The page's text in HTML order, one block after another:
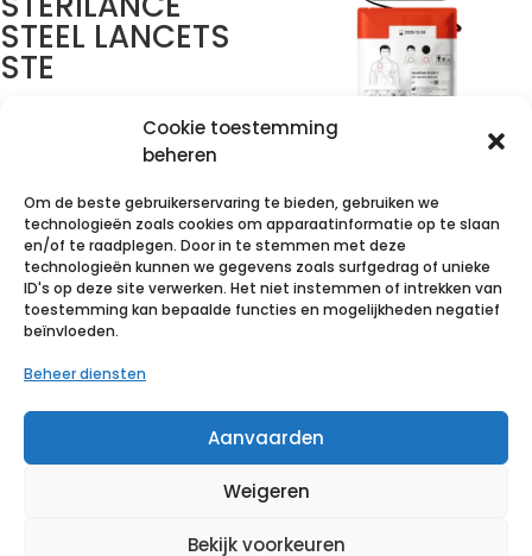
Cookie toestemming
beheren
Om de beste gebruikerservaring te bieden, gebruiken we
technologieën zoals cookies om apparaatinformatie op te slaan
en/of te raadplegen. Door in te stemmen met deze
technologieën kunnen we gegevens zoals surfgedrag of unieke
ID's op deze site verwerken. Het niet instemmen of intrekken van
toestemming kan bepaalde functies en mogelijkheden negatief
beïnvloeden.
Beheer diensten
Aanvaarden
Weigeren
Bekijk voorkeuren
STEEL LANCETS
STE
Voeg toe aan verlanglijst
Heartsave
MyPad –
Volautomaat –
Met touch
screen – zonder
Voeg toe aan verlanglijst